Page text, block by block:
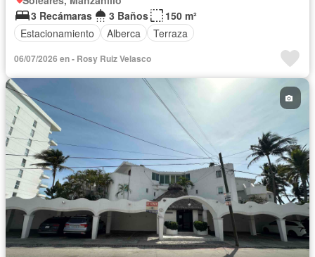
3 Recámaras
3 Baños
150 m²
Estacionamiento
Alberca Terraza
06/07/2026 en - Rosy Ruiz Velasco